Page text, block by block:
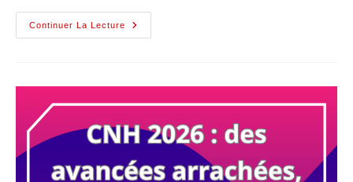
Continuer La Lecture